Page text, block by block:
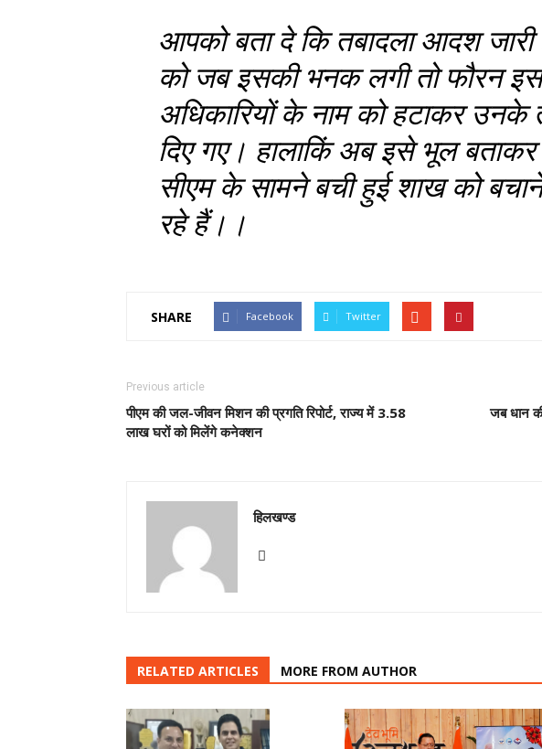
आपको बता दे कि तबादला आदश जारी
को जब इसकी भनक लगी तो फौरन
अधिकारियों के नाम को हटाकर उनके
दिए गए। हालाकिं अब इसे भूल
सीएम के सामने बची हुई शाख को
रहे हैं।।
SHARE Facebook Twitter
Previous article
पीएम की जल-जीवन मिशन की प्रगति रिपोर्ट, राज्य में 3.58
लाख घरों को मिलेंगे कनेक्शन
जब धान
हिलखण्ड
RELATED ARTICLES MORE FROM AUTHOR